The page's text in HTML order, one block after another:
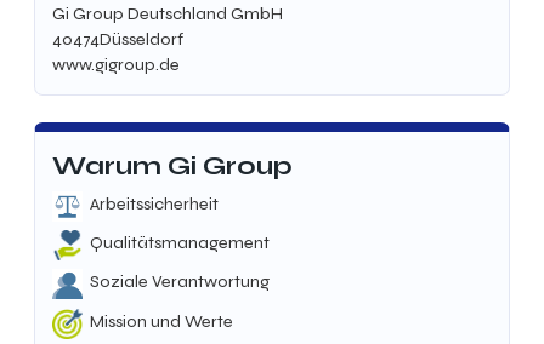
Gi Group Deutschland GmbH
40474Düsseldorf
www.gigroup.de
Warum Gi Group
Arbeitssicherheit
Qualitätsmanagement
Soziale Verantwortung
Mission und Werte